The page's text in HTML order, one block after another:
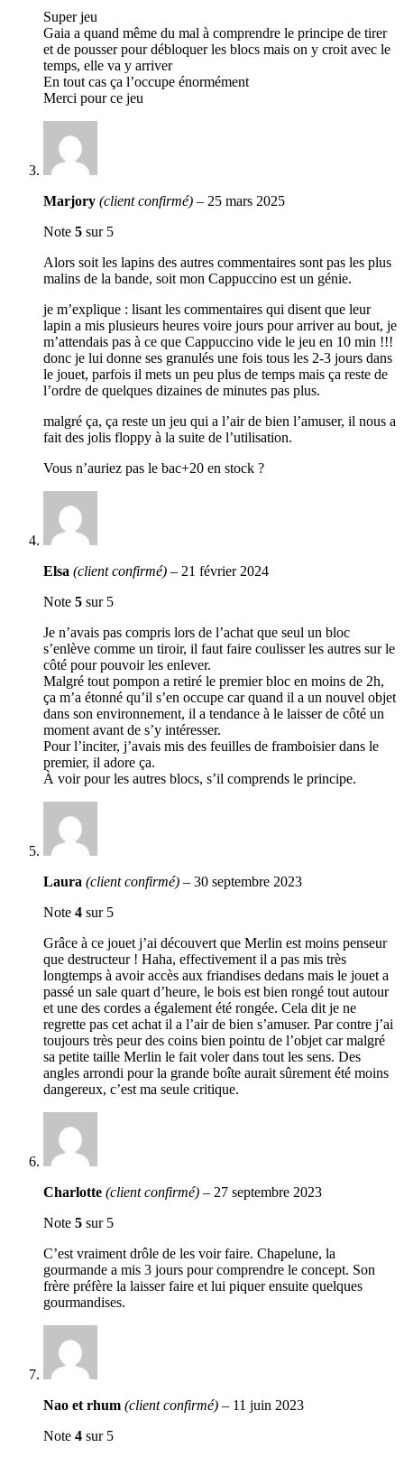
Super jeu
Gaia a quand même du mal à comprendre le principe de tirer
et de pousser pour débloquer les blocs mais on y croit avec le
temps, elle va y arriver
En tout cas ça l’occupe énormément
Merci pour ce jeu
Marjory (client confirmé) – 25 mars 2025
Note 5 sur 5
Alors soit les lapins des autres commentaires sont pas les plus
malins de la bande, soit mon Cappuccino est un génie.
je m’explique : lisant les commentaires qui disent que leur
lapin a mis plusieurs heures voire jours pour arriver au bout, je
m’attendais pas à ce que Cappuccino vide le jeu en 10 min !!!
donc je lui donne ses granulés une fois tous les 2-3 jours dans
le jouet, parfois il mets un peu plus de temps mais ça reste de
l’ordre de quelques dizaines de minutes pas plus.
malgré ça, ça reste un jeu qui a l’air de bien l’amuser, il nous a
fait des jolis floppy à la suite de l’utilisation.
Vous n’auriez pas le bac+20 en stock ?
Elsa (client confirmé) – 21 février 2024
Note 5 sur 5
Je n’avais pas compris lors de l’achat que seul un bloc
s’enlève comme un tiroir, il faut faire coulisser les autres sur le
côté pour pouvoir les enlever.
Malgré tout pompon a retiré le premier bloc en moins de 2h,
ça m’a étonné qu’il s’en occupe car quand il a un nouvel objet
dans son environnement, il a tendance à le laisser de côté un
moment avant de s’y intéresser.
Pour l’inciter, j’avais mis des feuilles de framboisier dans le
premier, il adore ça.
À voir pour les autres blocs, s’il comprends le principe.
Laura (client confirmé) – 30 septembre 2023
Note 4 sur 5
Grâce à ce jouet j’ai découvert que Merlin est moins penseur
que destructeur ! Haha, effectivement il a pas mis très
longtemps à avoir accès aux friandises dedans mais le jouet a
passé un sale quart d’heure, le bois est bien rongé tout autour
et une des cordes a également été rongée. Cela dit je ne
regrette pas cet achat il a l’air de bien s’amuser. Par contre j’ai
toujours très peur des coins bien pointu de l’objet car malgré
sa petite taille Merlin le fait voler dans tout les sens. Des
angles arrondi pour la grande boîte aurait sûrement été moins
dangereux, c’est ma seule critique.
Charlotte (client confirmé) – 27 septembre 2023
Note 5 sur 5
C’est vraiment drôle de les voir faire. Chapelune, la
gourmande a mis 3 jours pour comprendre le concept. Son
frère préfère la laisser faire et lui piquer ensuite quelques
gourmandises.
Nao et rhum (client confirmé) – 11 juin 2023
Note 4 sur 5